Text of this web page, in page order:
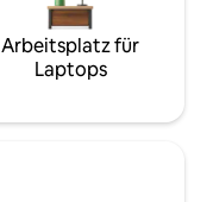
Arbeitsplatz für
Laptops